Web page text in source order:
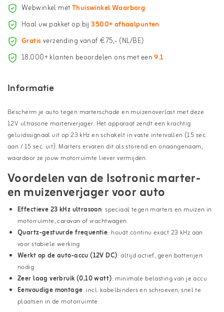
Webwinkel metThuiswinkel Waarborg
Haal uw pakket op bij3500+ afhaalpunten
Gratisverzending vanaf €75,- (NL/BE)
18.000+ klanten beoordelen ons met een9.1
Informatie
Bescherm je auto tegen marterschade en muizenoverlast met deze
12V ultrasone marterverjager. Het apparaat zendt een krachtig
geluidssignaal uit op 23 kHz en schakelt in vaste intervallen (15 sec.
aan / 15 sec. uit). Marters ervaren dit als storend en onaangenaam,
waardoor ze jouw motorruimte liever vermijden.
Voordelen van de Isotronic marter-
en muizenverjager voor auto
Effectieve 23 kHz ultrasoon: speciaal tegen marters en muizen in
motorruimte, caravan of vrachtwagen
Quartz-gestuurde frequentie: houdt continu exact 23 kHz aan
voor stabiele werking
Werkt op de auto-accu (12V DC): altijd actief, geen batterijen
nodig
Zeer laag verbruik (0,10 watt): minimale belasting van je accu
Eenvoudige montage: incl. kabelbinders en schroeven, snel te
plaatsen in de motorruimte